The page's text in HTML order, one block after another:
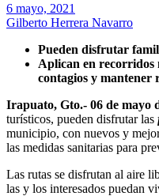
6 mayo, 2021
Gilberto Herrera Navarro
Pueden disfrutar
Aplican en recorridos
contagios y mantener
Irapuato, Gto.- 06 de mayo
turísticos, pueden disfrutar las
municipio, con nuevos y
las medidas sanitarias para
Las rutas se disfrutan al aire
las y los interesados puedan